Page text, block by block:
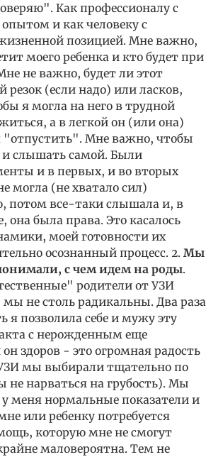
Как профессионалу с
и как человеку с
позицией. Мне важно,
моего ребенка и кто будет при
не важно, будет ли этот
резок (если надо) или ласков,
я могла на него в трудной
а в легкой он (или она)
Мне важно, чтобы
слышать самой. Были
и в первых, и во вторых
могла (не хватало сил)
потом все-таки слышала и, в
она была права. Это касалось
моей готовности их
осознанный процесс. 2. Мы
с чем идем на роды.
родители от УЗИ
не столь радикальны. Два раза
я позволила себе и мужу эту
с нерожденным еще
здоров - это огромная радость
мы выбирали тщательно по
не нарваться на грубость). Мы
меня нормальные показатели и
или ребенку потребуется
которую мне не смогут
маловероятна. Тем не